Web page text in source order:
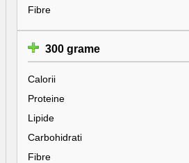
Fibre
300 grame
Calorii
Proteine
Lipide
Carbohidrati
Fibre